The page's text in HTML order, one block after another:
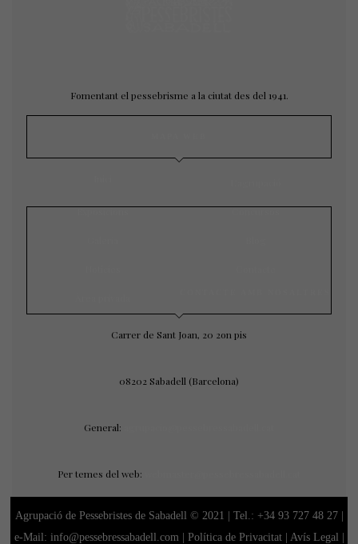
Fomentant el pessebrisme a la ciutat des del 1941.
Exposicions Concursos
Carrer de Sant Joan, 20 2on pis
08202 Sabadell (Barcelona)
General:
Per temes del web:
Agrupació de Pessebristes de Sabadell © 2021 | Tel.: +34 93 727 48 27|
e-Mail: info@pessebressabadell.com | Política de Privacitat| Avís Legal